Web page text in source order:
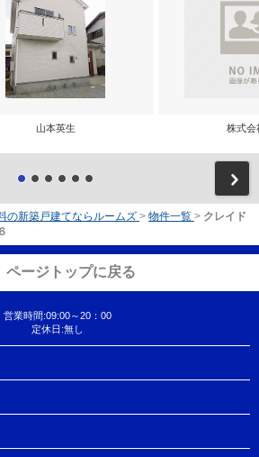
山本英生 株式会
の新築戸建てならルームズ > 物件一覧 > クレイド
ページトップに戻る
営業時間:09:00～20：00
定休日:無し